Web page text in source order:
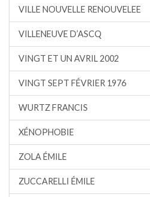
VILLE NOUVELLE RENOUVELEE
VILLENEUVE D’ASCQ
VINGT ET UN AVRIL 2002
VINGT SEPT FÉVRIER 1976
WURTZ FRANCIS
XÉNOPHOBIE
ZOLA ÉMILE
ZUCCARELLI ÉMILE